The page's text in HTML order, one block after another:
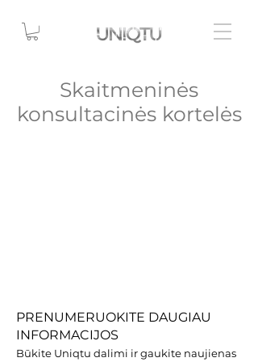
Skaitmeninės
konsultacinės kortelės
PRENUMERUOKITE DAUGIAU
INFORMACIJOS
Būkite Uniqtu dalimi ir gaukite naujienas